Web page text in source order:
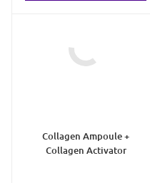
Collagen Ampoule +
Collagen Activator